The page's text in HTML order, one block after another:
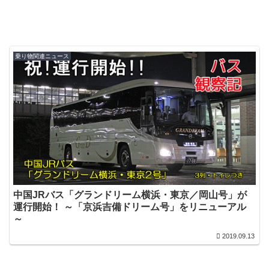
乗り物関連ニュース
中国JRバス「グランドリーム横浜・東京／岡山号」が
運行開始！ ～「京浜吉備ドリーム号」をリニューアル
～
2019.09.13